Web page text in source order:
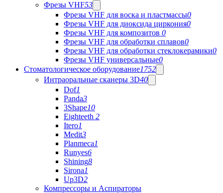
Фрезы VHF53
Фрезы VHF для воска и пластмассы0
Фрезы VHF для диоксида циркония0
Фрезы VHF для композитов 0
Фрезы VHF для обработки сплавов0
Фрезы VHF для обработки стеклокерамики0
Фрезы VHF универсальные0
Стоматологическое оборудование1752
Интраоральные сканеры 3D40
Dof1
Panda3
3Shape10
Eighteeth 2
Itero1
Medit3
Planmeca1
Runyes6
Shining8
Sirona1
Up3D2
Компрессоры и Аспираторы